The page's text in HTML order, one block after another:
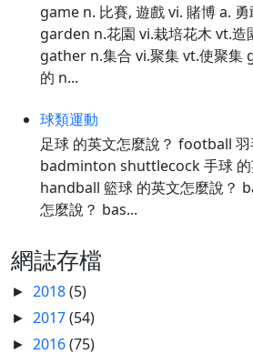
game n. 比賽, 遊戲 vi. 賭博 a.
garden n.花園 vi.栽培花木 vt.造
gather n.集合 vi.聚集 vt.使聚集
的 n...
球類運動
足球 的英文怎麼說？ football 羽
badminton shuttlecock 手球 的
handball 籃球 的英文怎麼說？
怎麼說？ bas...
網誌存檔
► 2018(5)
► 2017(54)
► 2016(75)